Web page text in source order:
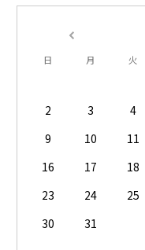
日 月 火
2
3 4
9
10 11
16
17 18
23
24 25
30
31